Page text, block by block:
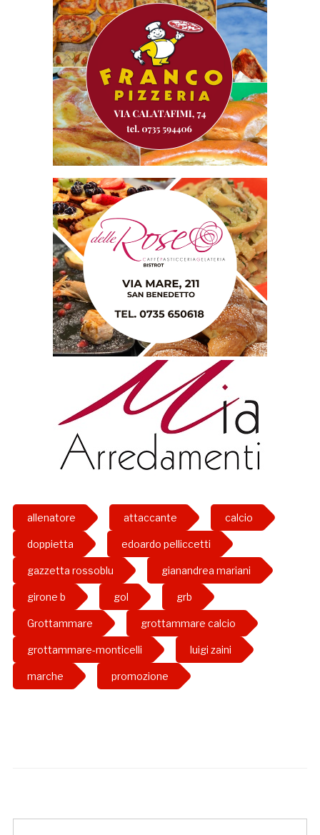
allenatore attaccante calcio
doppietta edoardo pelliccetti
gazzetta rossoblu gianandrea mariani
girone b gol grb
Grottammare grottammare calcio
grottammare-monticelli luigi zaini
marche promozione